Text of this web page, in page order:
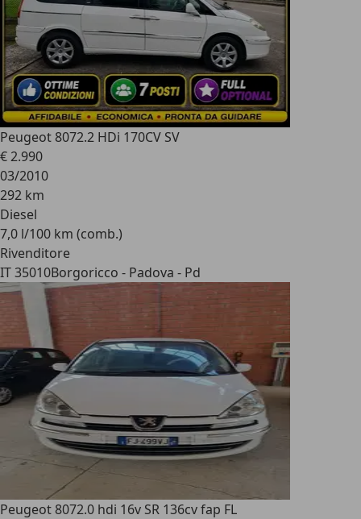
Peugeot 8072.2 HDi 170CV SV
€ 2.990
03/2010
292 km
Diesel
7,0 l/100 km (comb.)
Rivenditore
IT 35010Borgoricco - Padova - Pd
Peugeot 8072.0 hdi 16v SR 136cv fap FL